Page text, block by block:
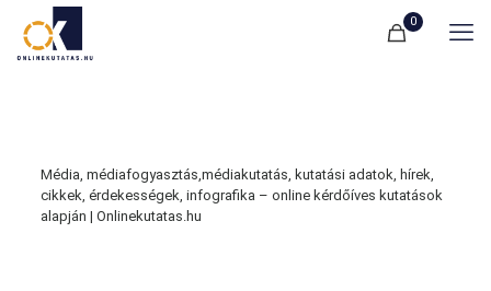
0
Média, médiafogyasztás,médiakutatás, kutatási adatok, hírek,
cikkek, érdekességek, infografika – online kérdőíves kutatások
alapján | Onlinekutatas.hu